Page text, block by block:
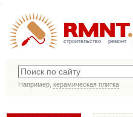
строительство ремонт
Например, керамическая плитка